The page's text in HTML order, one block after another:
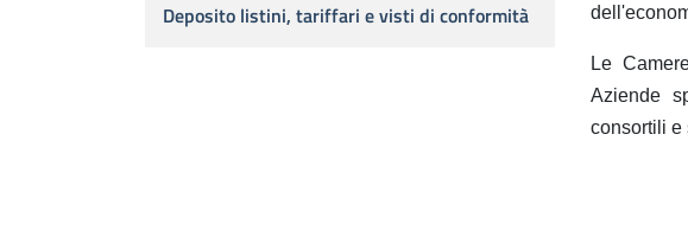
Le
Aziende
consortili e
Deposito listini, tariffari e visti di conformità